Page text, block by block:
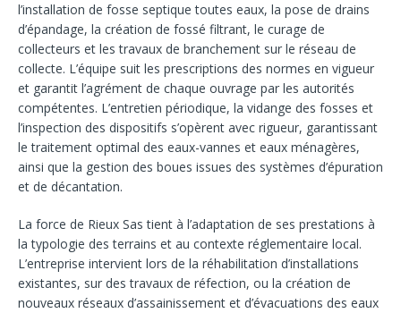
l’installation de fosse septique toutes eaux, la pose de drains
d’épandage, la création de fossé filtrant, le curage de
collecteurs et les travaux de branchement sur le réseau de
collecte. L’équipe suit les prescriptions des normes en vigueur
et garantit l’agrément de chaque ouvrage par les autorités
compétentes. L’entretien périodique, la vidange des fosses et
l’inspection des dispositifs s’opèrent avec rigueur, garantissant
le traitement optimal des eaux-vannes et eaux ménagères,
ainsi que la gestion des boues issues des systèmes d’épuration
et de décantation.
La force de Rieux Sas tient à l’adaptation de ses prestations à
la typologie des terrains et au contexte réglementaire local.
L’entreprise intervient lors de la réhabilitation d’installations
existantes, sur des travaux de réfection, ou la création de
nouveaux réseaux d’assainissement et d’évacuations des eaux